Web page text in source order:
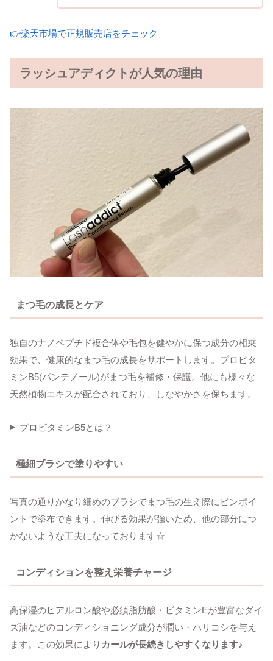
👉楽天市場で正規販売店をチェック
ラッシュアディクトが人気の理由
まつ毛の成長とケア
独自のナノペプチド複合体や毛包を健やかに保つ成分の相乗
効果で、健康的なまつ毛の成長をサポートします。プロビタ
ミンB5(パンテノール)がまつ毛を補修・保護。他にも様々な
天然植物エキスが配合されており、しなやかさを保ちます。
プロビタミンB5とは？
極細ブラシで塗りやすい
写真の通りかなり細めのブラシでまつ毛の生え際にピンポイ
ントで塗布できます。伸びる効果が強いため、他の部分につ
かないような工夫になっております☆
コンディションを整え栄養チャージ
高保湿のヒアルロン酸や必須脂肪酸・ビタミンEが豊富なダイ
ズ油などのコンディショニング成分が潤い・ハリコシを与え
ます。この効果により カールが長続きしやすくなります♪